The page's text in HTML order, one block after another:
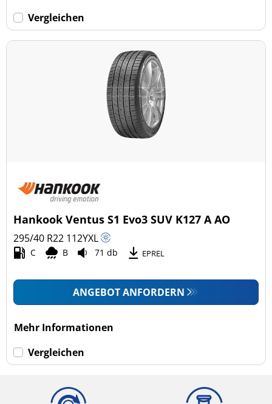
Vergleichen
Hankook Ventus S1 Evo3 SUV K127 A AO
295/40 R22 112YXL
C B 71 db EPREL
ANGEBOT ANFORDERN
Mehr Informationen
Vergleichen